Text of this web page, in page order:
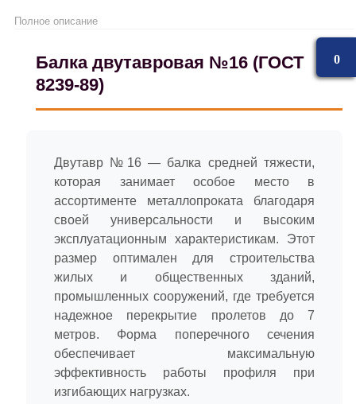
Полное описание
Балка двутавровая №16 (ГОСТ
8239-89)
Двутавр №16 — балка средней тяжести,
которая занимает особое место в
ассортименте металлопроката благодаря
своей универсальности и высоким
эксплуатационным характеристикам. Этот
размер оптимален для строительства
жилых и общественных зданий,
промышленных сооружений, где требуется
надежное перекрытие пролетов до 7
метров. Форма поперечного сечения
обеспечивает максимальную
эффективность работы профиля при
изгибающих нагрузках.
0